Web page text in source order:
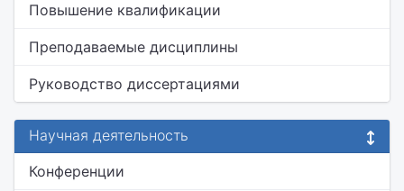
Повышение квалификации
Преподаваемые дисциплины
Руководство диссертациями
Научная деятельность
Конференции